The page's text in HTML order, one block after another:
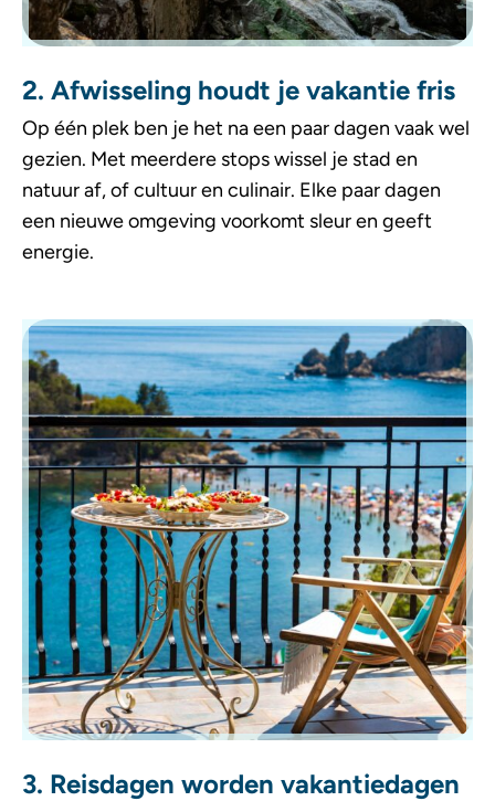
2. Afwisseling houdt je vakantie fris
Op één plek ben je het na een paar dagen vaak wel
gezien. Met meerdere stops wissel je stad en
natuur af, of cultuur en culinair. Elke paar dagen
een nieuwe omgeving voorkomt sleur en geeft
energie.
3. Reisdagen worden vakantiedagen